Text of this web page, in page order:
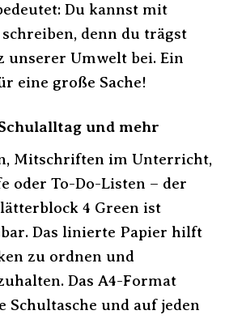
Du kannst mit
denn du trägst
unserer Umwelt bei. Ein
eine große Sache!
und mehr
Mitschriften im Unterricht,
oder To-Do-Listen – der
4 Green ist
Das linierte Papier hilft
zu ordnen und
Das A4-Format
Schultasche und auf jeden